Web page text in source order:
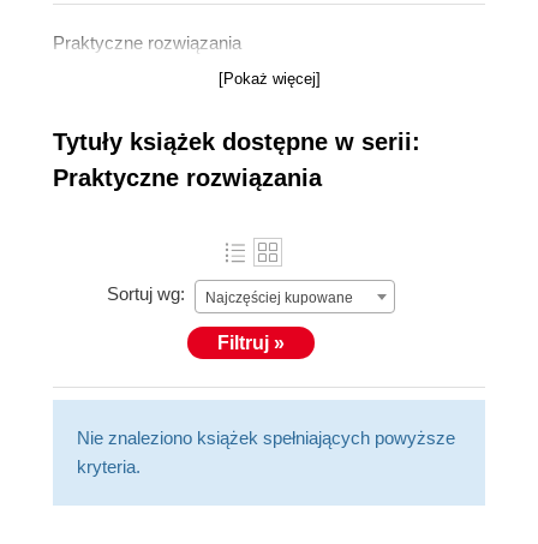
Praktyczne rozwiązania
[Pokaż więcej]
Tytuły książek dostępne w serii:
Praktyczne rozwiązania
Sortuj wg: Najczęściej kupowane
Filtruj »
Nie znaleziono książek spełniających powyższe
kryteria.